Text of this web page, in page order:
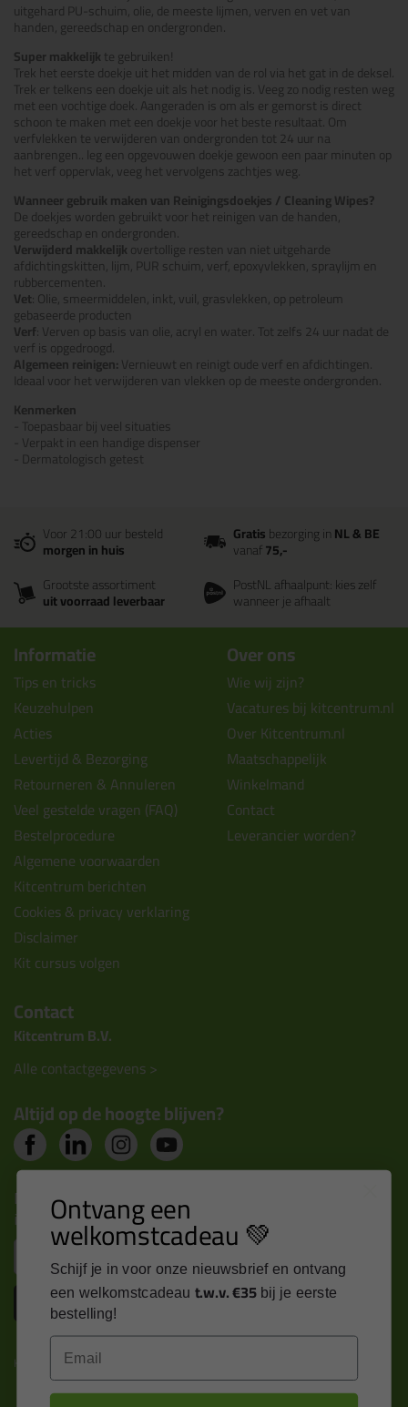
uitgehard PU-schuim, olie, de meeste lijmen, verven en vet van
handen, gereedschap en ondergronden.
Super makkelijkte gebruiken!
Trek het eerste doekje uit het midden van de rol via het gat in de deksel.
Trek er telkens een doekje uit als het nodig is. Veeg zo nodig resten weg
met een vochtige doek. Aangeraden is om als er gemorst is direct
schoon te maken met een doekje voor het beste resultaat. Om
verfvlekken te verwijderen van ondergronden tot 24 uur na
aanbrengen.. leg een opgevouwen doekje gewoon een paar minuten op
het verf oppervlak, veeg het vervolgens zachtjes weg.
Wanneer gebruik maken van Reinigingsdoekjes / Cleaning Wipes?
De doekjes worden gebruikt voor het reinigen van de handen,
gereedschap en ondergronden.
Verwijderd makkelijkovertollige resten van niet uitgeharde
afdichtingskitten, lijm, PUR schuim, verf, epoxyvlekken, spraylijm en
rubbercementen.
Vet:Olie, smeermiddelen, inkt, vuil, grasvlekken, op petroleum
gebaseerde producten
Verf:Verven op basis van olie, acryl en water. Tot zelfs 24 uur nadat de
verf is opgedroogd.
Algemeen reinigen:Vernieuwt en reinigt oude verf en afdichtingen.
Ideaal voor het verwijderen van vlekken op de meeste ondergronden.
Kenmerken
- Toepasbaar bij veel situaties
- Verpakt in een handige dispenser
- Dermatologisch getest
Voor 21:00 uur besteld
morgen in huis
Gratisbezorging inNL & BE
vanaf75,-
Grootste assortiment
uit voorraad leverbaar
PostNL afhaalpunt: kies zelf
wanneer je afhaalt
Informatie
Tips en tricks
Keuzehulpen
Acties
Levertijd & Bezorging
Retourneren & Annuleren
Veel gestelde vragen (FAQ)
Bestelprocedure
Algemene voorwaarden
Kitcentrum berichten
Cookies & privacy verklaring
Disclaimer
Kit cursus volgen
Over ons
Wie wij zijn?
Vacatures bij kitcentrum.nl
Over Kitcentrum.nl
Maatschappelijk
Winkelmand
Contact
Leverancier worden?
Contact
Kitcentrum B.V.
Alle contactgegevens >
Altijd op de hoogte blijven?
Nieuws, tips en exclusieve deals rechtstreeks in je
inbox
Inschrijven
Kitcentrum is trots op:
Ontvang een
welkomstcadeau 💚
Schijf je in voor onze nieuwsbrief en ontvang
een welkomstcadeau t.w.v. €35 bij je eerste
bestelling!
Email